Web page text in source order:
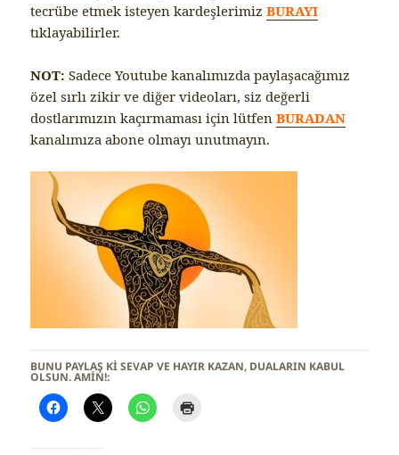
tecrübe etmek isteyen kardeşlerimizBURAYI
tıklayabilirler.
NOT: Sadece Youtube kanalımızda paylaşacağımız
özel sırlı zikir ve diğer videoları, siz değerli
dostlarımızın kaçırmaması için lütfenBURADAN
kanalımıza abone olmayı unutmayın.
BUNU PAYLAŞ KI SEVAP VE HAYIR KAZAN, DUALARIN KABUL
OLSUN. AMİN!: